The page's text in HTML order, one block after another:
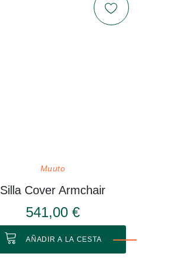
Muuto
Silla Cover Armchair
541,00 €
AÑADIR A LA CESTA